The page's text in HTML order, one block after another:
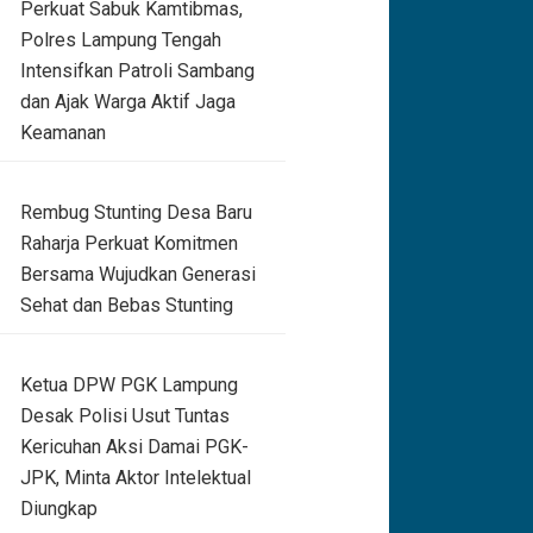
Perkuat Sabuk Kamtibmas,
Polres Lampung Tengah
Intensifkan Patroli Sambang
dan Ajak Warga Aktif Jaga
Keamanan
Rembug Stunting Desa Baru
Raharja Perkuat Komitmen
Bersama Wujudkan Generasi
Sehat dan Bebas Stunting
Ketua DPW PGK Lampung
Desak Polisi Usut Tuntas
Kericuhan Aksi Damai PGK-
JPK, Minta Aktor Intelektual
Diungkap